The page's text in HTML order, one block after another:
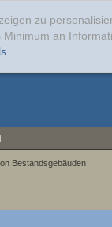
zu
an
|
Bestandsgebäuden